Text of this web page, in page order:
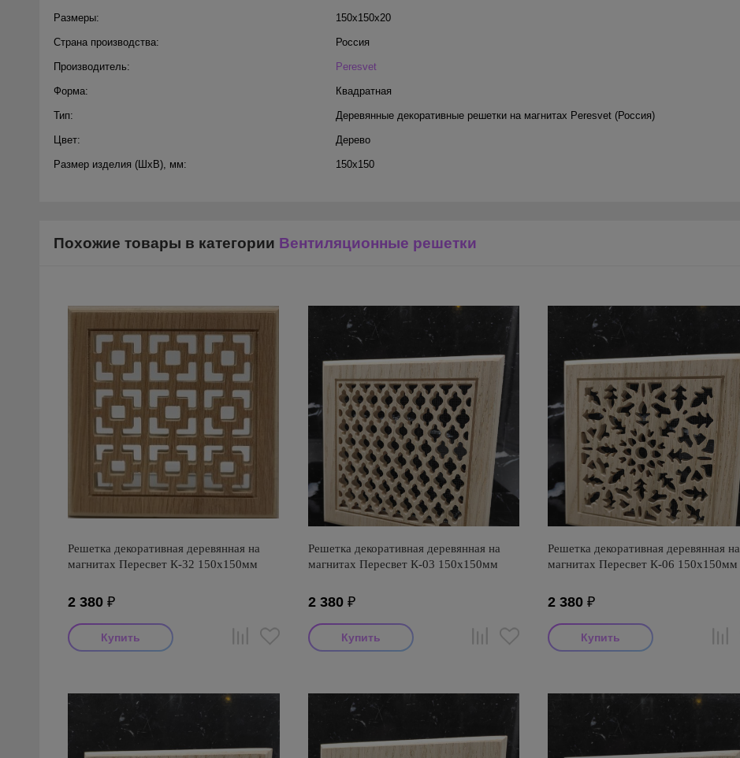
Размеры: 150x150x20
Страна производства: Россия
Производитель: Peresvet
Форма: Квадратная
Тип: Деревянные декоративные решетки на магнитах Peresvet (Россия)
Цвет: Дерево
Размер изделия (ШхВ), мм: 150х150
Похожие товары в категории Вентиляционные решетки
Решетка декоративная деревянная на
магнитах Пересвет К-32 150х150мм
2 380 ₽
Решетка декоративная деревянная на
магнитах Пересвет К-03 150х150мм
2 380₽
Решетка декоративная деревянная на
магнитах Пересвет К-06 150х150мм
2 380 ₽